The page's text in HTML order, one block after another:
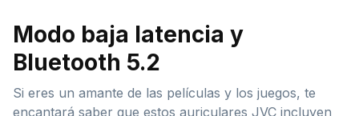
Modo baja latencia y
Bluetooth 5.2
Si eres un amante de las películas y los juegos, te
encantará saber que estos auriculares JVC incluyen